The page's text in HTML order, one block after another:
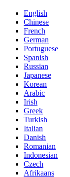
English
Chinese
French
German
Portuguese
Spanish
Russian
Japanese
Korean
Arabic
Irish
Greek
Turkish
Italian
Danish
Romanian
Indonesian
Czech
Afrikaans